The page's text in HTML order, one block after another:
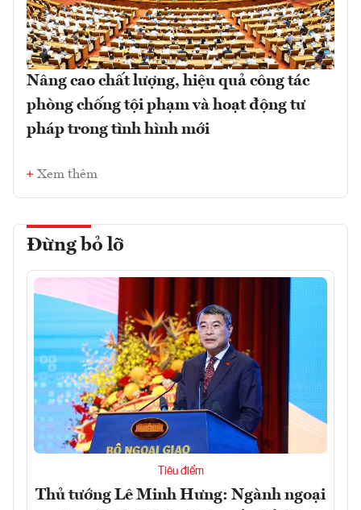
Nâng cao chất lượng, hiệu quả công tác
phòng chống tội phạm và hoạt động tư
pháp trong tình hình mới
Xem thêm
Đừng bỏ lỡ
Tiêu điểm
Thủ tướng Lê Minh Hưng: Ngành ngoại